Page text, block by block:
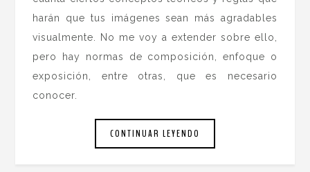
harán que tus imágenes sean más agradables
visualmente. No me voy a extender sobre ello,
pero hay normas de composición, enfoque o
exposición, entre otras, que es necesario
conocer.
CONTINUAR LEYENDO